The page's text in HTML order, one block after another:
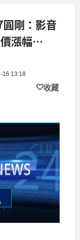
圓剛：影音
漲幅
16 13:18
收藏